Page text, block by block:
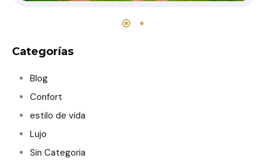
Categorías
Blog
Confort
estilo de vida
Lujo
Sin Categoria